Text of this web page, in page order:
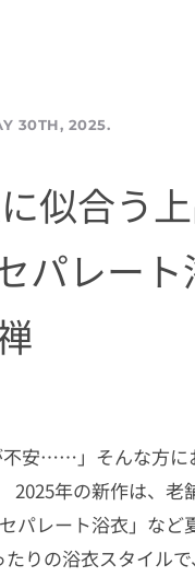
30TH, 2025.
似合う
パレー
不安……」そんな方
2025年の新作は、
パレート浴衣」な
りの浴衣スタイル